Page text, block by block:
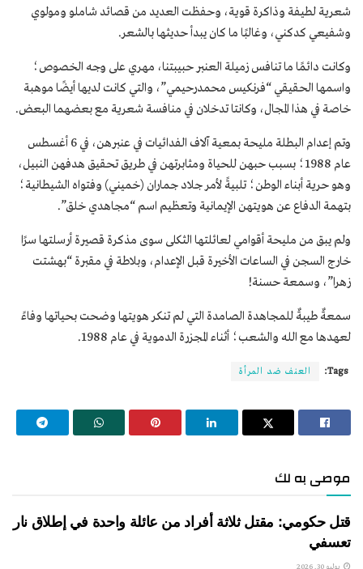
شعرية لطيفة وذاكرة قوية، وحفظت العديد من قصائد شاملو ومولوي
وشفيعي كدكني، وغالبًا ما كان يبدأ حديثها بالشعر.
وكانت دائمًا ما تنافس زميلة العنبر حبيبتنا، مهري على وجه الخصوص؛
واسمها الحقيقي “فرنكيس محمدرحيمي”، والتي كانت لديها أيضًا موهبة
خاصة في هذا المجال، وكانتا تدخلان في منافسة شعرية مع بعضهما البعض.
وتم إعدام البطلة مليحة بمعية آلاف الفدائيات في عنبرهن، في 6 أغسطس
عام 1988؛ بسبب حبهن للحياة ومثابرتهن في طريق تحقيق هدفهن النبيل،
وهو حرية أبناء الوطن؛ تلبيةً لأمر جلاد جماران (خميني) وفتواه الشيطانية؛
بتهمة الدفاع عن هويتهن الإيمانية وتعظيم اسم “مجاهدي خلق”.
ولم يبق من مليحة أقوامي لعائلتها الثكلى سوى مذكرة قصيرة أرسلتها سرًا
خارج السجن في الساعات الأخيرة قبل الإعدام، وبلاطة في مقبرة “بهشتت
زهرا”، وسمعة حسنة!
سمعةٌ طيبةٌ للمجاهدة الصامدة التي لم تنكر هويتها وضحت بحياتها وفاءً
لعهدها مع الله والشعب؛ أثناء المجزرة الدموية في عام 1988.
Tags: العنف ضد المرأة
موصى به لك
قتل حكومي: مقتل ثلاثة أفراد من عائلة واحدة في إطلاق نار
تعسفي
يوليو 30, 2026